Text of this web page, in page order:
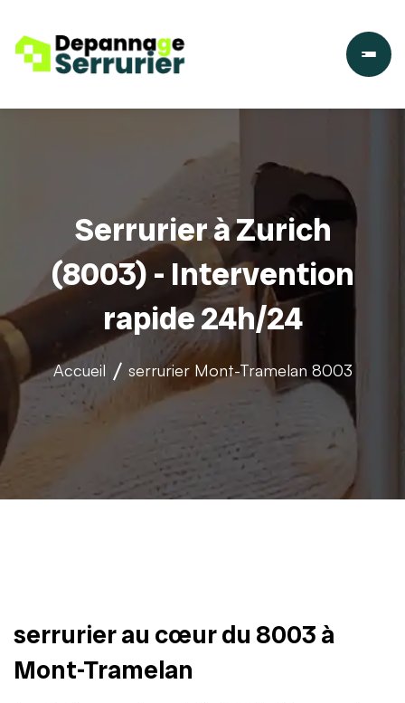
Serrurier à Zurich
(8003) - Intervention
rapide 24h/24
Accueil serrurier Mont-Tramelan 8003
serrurier au cœur du 8003 à
Mont-Tramelan